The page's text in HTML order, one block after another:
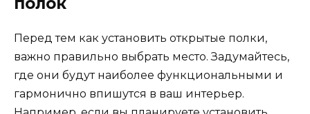
Перед тем как установить открытые полки,
важно правильно выбрать место. Задумайтесь,
где они будут наиболее функциональными и
гармонично впишутся в ваш интерьер.